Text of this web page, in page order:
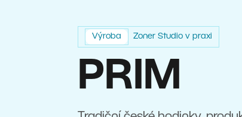
Výroba Zoner Studio v praxi
PRIM